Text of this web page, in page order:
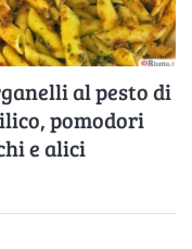
al pesto di
pomodori
e alici